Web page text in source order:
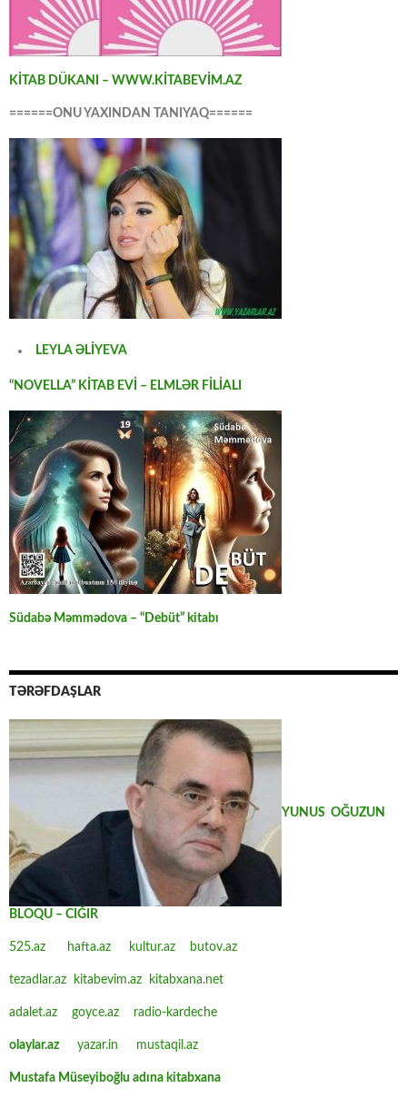
KİTAB DÜKANI – WWW.KİTABEVİM.AZ
======ONU YAXINDAN TANIYAQ======
LEYLA ƏLİYEVA
“NOVELLA” KİTAB EVİ – ELMLƏR FİLİALI
Südabə Məmmədova – “Debüt” kitabı
TƏRƏFDAŞLAR
YUNUS OĞUZUN
BLOQU – CIĞIR
525.az hafta.az kultur.az butov.az
tezadlar.az kitabevim.az kitabxana.net
adalet.az goyce.az radio-kardeche
olaylar.az yazar.in mustaqil.az
Mustafa Müseyiboğlu adına kitabxana